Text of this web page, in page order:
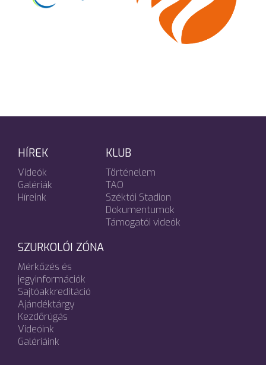
HÍREK
Videók
Galériák
Híreink
KLUB
Történelem
TAO
Széktói Stadion
Dokumentumok
Támogatói videók
SZURKOLÓI ZÓNA
Mérkőzés és
jegyinformációk
Sajtóakkreditáció
Ajándéktárgy
Kezdőrúgás
Videóink
Galériáink